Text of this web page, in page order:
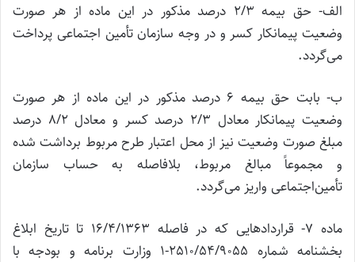
الف- حق بیمه 2/3 درصد مذکور در این ماده از هر صورت
وضعیت پیمانکار کسر و در وجه سازمان تأمین اجتماعی پرداخت
می‌گردد.
ب- بابت حق بیمه 6 درصد مذکور در این ماده از هر صورت
وضعیت پیمانکار معادل 2/3 درصد کسر و معادل 8/2 درصد
مبلغ صورت وضعیت نیز از محل اعتبار طرح مربوط برداشت شده
و مجموعاً مبالغ مربوط، بلافاصله به حساب سازمان
تأمین‌اجتماعی واریز می‌گردد.
ماده 7- قراردادهایی که در فاصله 16/4/1363 تا تاریخ ابلاغ
بخشنامه شماره 2510/54/9055-1 وزارت برنامه و بودجه با